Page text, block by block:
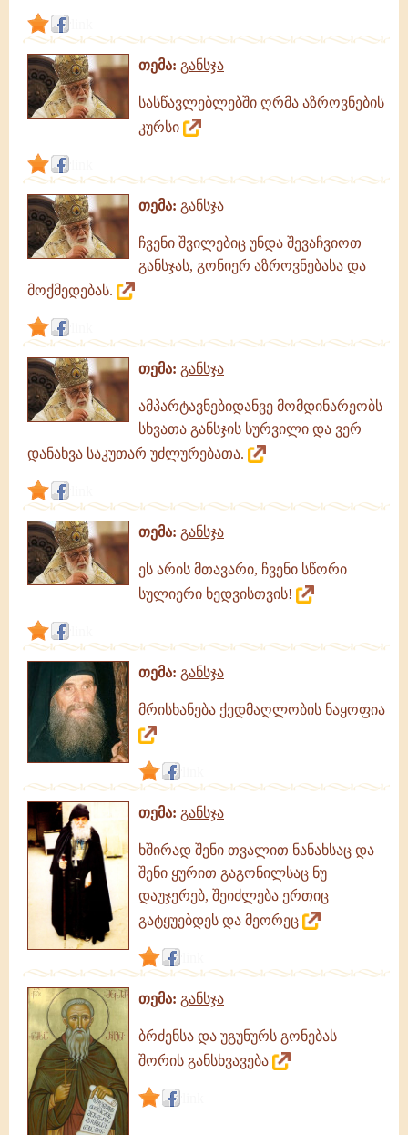
თემა: განსჯა
სასწავლებლებში ღრმა აზროვნების
კურსი
თემა: განსჯა
ჩვენი შვილებიც უნდა შევაჩვიოთ
განსჯას, გონიერ აზროვნებასა და
მოქმედებას.
თემა: განსჯა
ამპარტავნებიდანვე მომდინარეობს
სხვათა განსჯის სურვილი და ვერ
დანახვა საკუთარ უძლურებათა.
თემა: განსჯა
ეს არის მთავარი, ჩვენი სწორი
სულიერი ხედვისთვის!
თემა: განსჯა
მრისხანება ქედმაღლობის ნაყოფია
თემა: განსჯა
ხშირად შენი თვალით ნანახსაც და
შენი ყურით გაგონილსაც ნუ
დაუჯერებ, შეიძლება ერთიც
გატყუებდეს და მეორეც
თემა: განსჯა
ბრძენსა და უგუნურს გონებას
შორის განსხვავება